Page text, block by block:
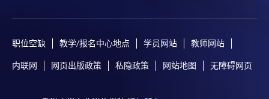
(WeChat Pay) 或支付寶(Alipay)
申請人可親臨學院任何一所報名中心，以現金、「易
辦事」、微信支付（WeChat Pay）或支付寶
（Alipay） 繳付學費。
2. 支票或銀行本票
职位空缺 教学/报名中心地点 学员网站 教师网站
内联网 网页出版政策 私隐政策 网站地图 无障碍网页